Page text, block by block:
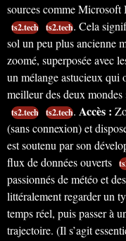
sources comme
ts2.tech ts2.tech. Cela
sol un peu plus ancienne
zoomé, superposée avec
un mélange astucieux qui
meilleur des deux
ts2.tech ts2.tech. Accès :
(sans connexion) et
est soutenu par son
flux de données ouverts
passionnés de météo et
littéralement regarder un
temps réel, puis passer à
trajectoire. (Il s’agit